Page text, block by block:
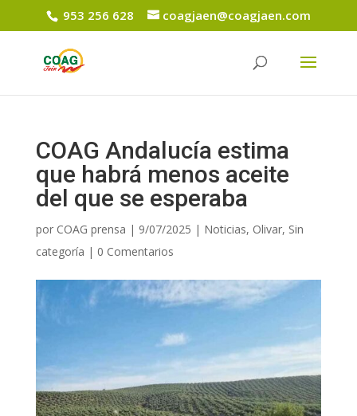
953 256 628 coagjaen@coagjaen.com
COAG Andalucía estima
que habrá menos aceite
del que se esperaba
por COAG prensa | 9/07/2025 | Noticias, Olivar, Sin
categoría | 0 Comentarios